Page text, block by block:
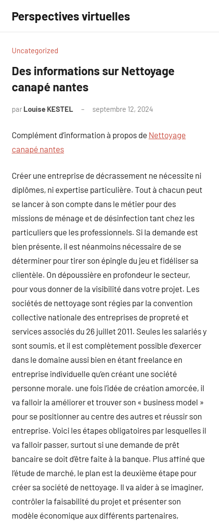
contenu
Perspectives virtuelles
Uncategorized
Des informations sur Nettoyage
canapé nantes
par Louise KESTEL septembre 12, 2024
Complément d’information à propos de Nettoyage
canapé nantes
Créer une entreprise de décrassement ne nécessite ni
diplômes, ni expertise particulière. Tout à chacun peut
se lancer à son compte dans le métier pour des
missions de ménage et de désinfection tant chez les
particuliers que les professionnels. Si la demande est
bien présente, il est néanmoins nécessaire de se
déterminer pour tirer son épingle du jeu et fidéliser sa
clientèle. On dépoussière en profondeur le secteur,
pour vous donner de la visibilité dans votre projet. Les
sociétés de nettoyage sont régies par la convention
collective nationale des entreprises de propreté et
services associés du 26 juillet 2011. Seules les salariés y
sont soumis, et il est complètement possible d’exercer
dans le domaine aussi bien en étant freelance en
entreprise individuelle qu’en créant une société
personne morale. une fois l’idée de création amorcée, il
va falloir la améliorer et trouver son « business model »
pour se positionner au centre des autres et réussir son
entreprise. Voici les étapes obligatoires par lesquelles il
va falloir passer, surtout si une demande de prêt
bancaire se doit d’être faite à la banque. Plus affiné que
l’étude de marché, le plan est la deuxième étape pour
créer sa société de nettoyage. Il va aider à se imaginer,
contrôler la faisabilité du projet et présenter son
modèle économique aux différents partenaires,